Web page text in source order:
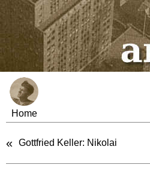
Home
« Gottfried Keller: Nikolai